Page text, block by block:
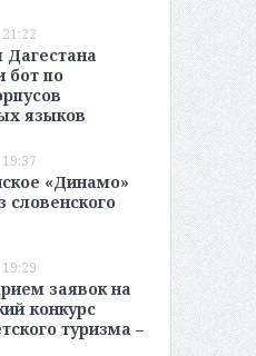
бот по
языков
«Динамо»
словенского
заявок на
конкурс
туризма –